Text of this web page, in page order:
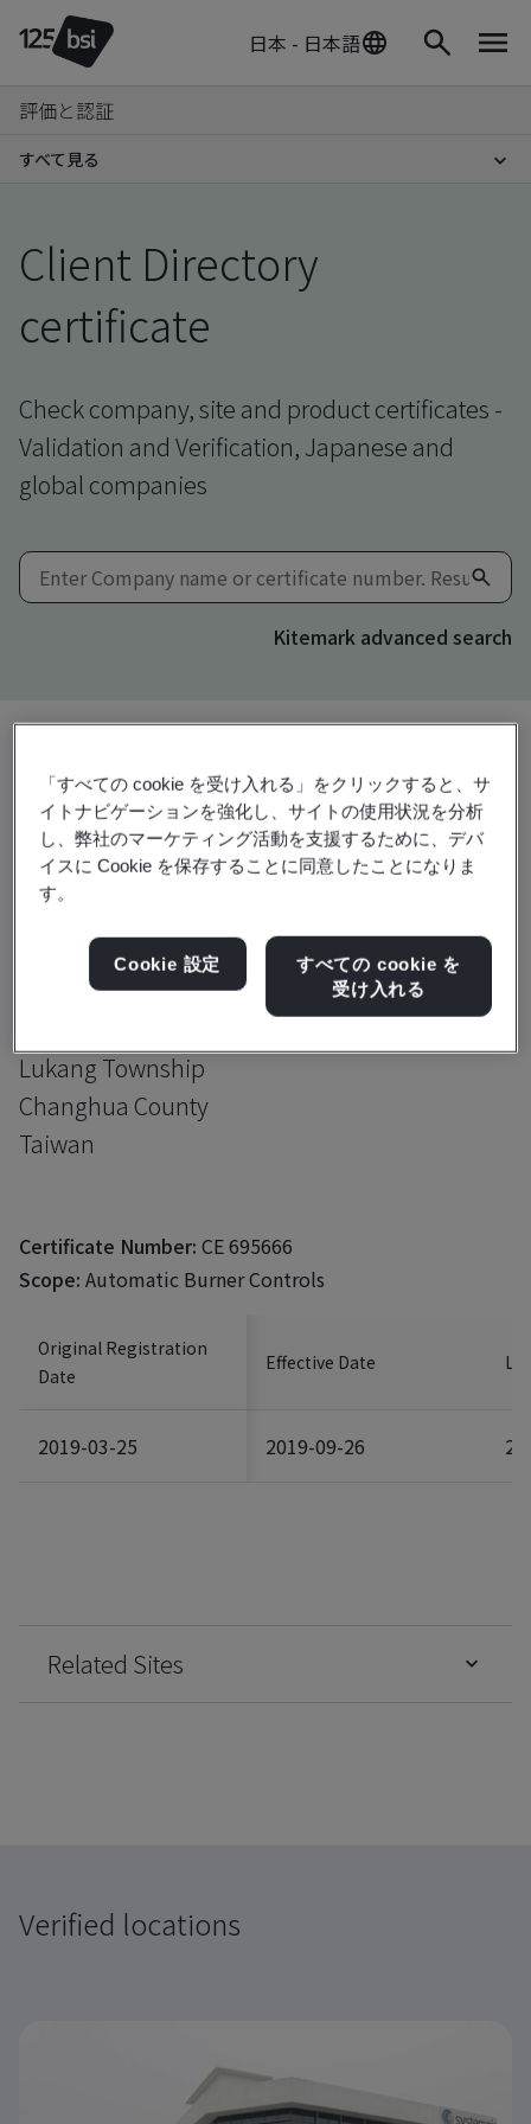
日本 - 日本語
評価と認証
すべて見る
Client Directory
certificate
Check company, site and product certificates -
Validation and Verification, Japanese and
global companies
Kitemark advanced search
共有:
EN 298
Grand Mate Co Limited
Lukang Township
Changhua County
Taiwan
Certificate Number: CE 695666
Scope: Automatic Burner Controls
Original Registration
Date
Effective Date
2019-03-25 2019-09-26
Related Sites
Verified locations
「すべての cookie を受け入れる」をクリックすると、サ
イトナビゲーションを強化し、サイトの使用状況を分析
し、弊社のマーケティング活動を支援するために、デバ
イスに Cookie を保存することに同意したことになりま
す。
Cookie 設定
すべての cookie を
受け入れる